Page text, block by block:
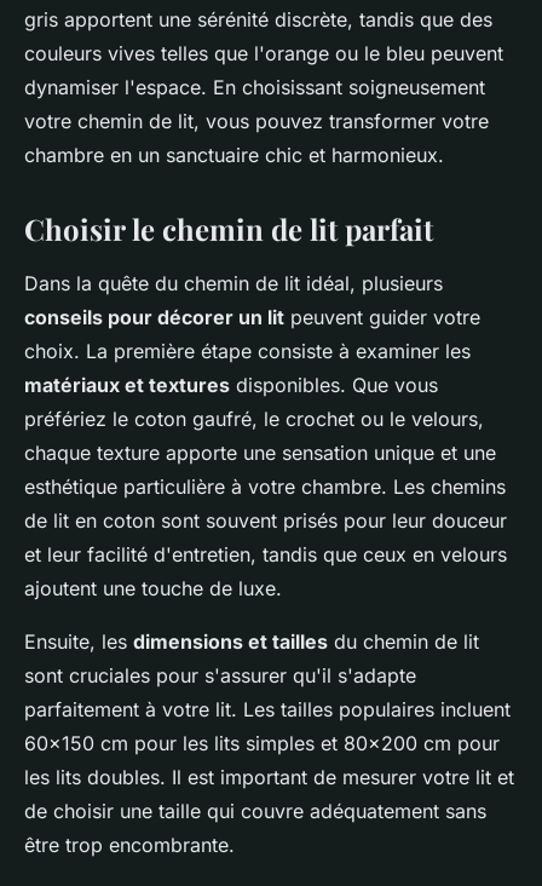
gris apportent une sérénité discrète, tandis que des
couleurs vives telles que l'orange ou le bleu peuvent
dynamiser l'espace. En choisissant soigneusement
votre chemin de lit, vous pouvez transformer votre
chambre en un sanctuaire chic et harmonieux.
Choisir le chemin de lit parfait
Dans la quête du chemin de lit idéal, plusieurs
conseils pour décorer un lit peuvent guider votre
choix. La première étape consiste à examiner les
matériaux et textures disponibles. Que vous
préfériez le coton gaufré, le crochet ou le velours,
chaque texture apporte une sensation unique et une
esthétique particulière à votre chambre. Les chemins
de lit en coton sont souvent prisés pour leur douceur
et leur facilité d'entretien, tandis que ceux en velours
ajoutent une touche de luxe.
Ensuite, les dimensions et tailles du chemin de lit
sont cruciales pour s'assurer qu'il s'adapte
parfaitement à votre lit. Les tailles populaires incluent
60×150 cm pour les lits simples et 80×200 cm pour
les lits doubles. Il est important de mesurer votre lit et
de choisir une taille qui couvre adéquatement sans
être trop encombrante.